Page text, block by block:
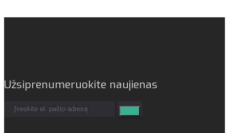
Užsiprenumeruokite naujienas